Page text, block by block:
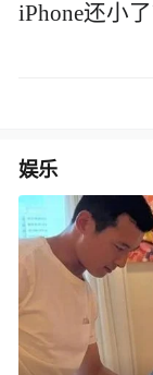
iPhone还小了
娱乐